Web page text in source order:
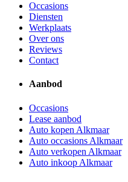
Occasions
Diensten
Werkplaats
Over ons
Reviews
Contact
Aanbod
Occasions
Lease aanbod
Auto kopen Alkmaar
Auto occasions Alkmaar
Auto verkopen Alkmaar
Auto inkoop Alkmaar